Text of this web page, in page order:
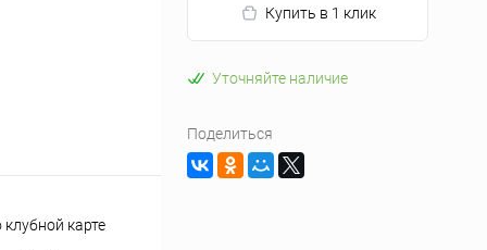
Купить в 1 клик
Уточняйте наличие
Поделиться